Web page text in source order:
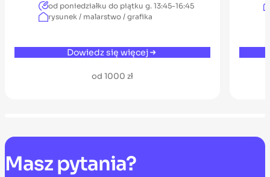
od poniedziałku do piątku g. 13:45-16:45
rysunek / malarstwo / grafika
Dowiedz się więcej
od 1000 zł
Masz pytania?